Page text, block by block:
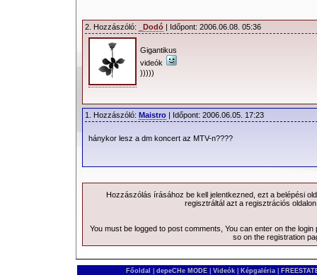
2. Hozzászóló: _Dodó | Időpont: 2006.06.08. 05:36
Gigantikus
videók
)))))
1. Hozzászóló: Maistro | Időpont: 2006.06.05. 17:23
hánykor lesz a dm koncert az MTV-n????
Hozzászólás írásához be kell jelentkezned, ezt a belépési
regisztráltál azt a regisztrációs
You must be logged to post comments, You can enter on the login
so on the registration
Főoldal depeCHe MODE Videók Képgaléria